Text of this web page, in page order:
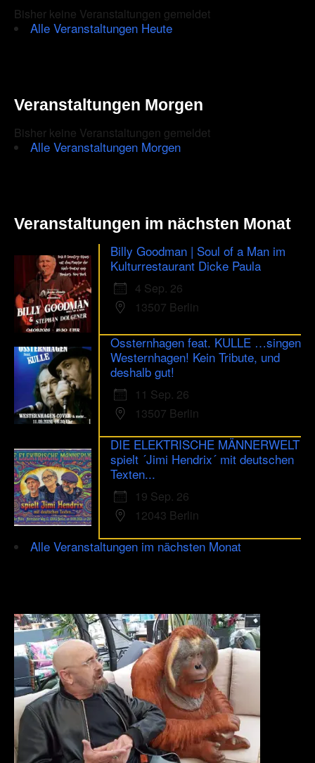
Bisher keine Veranstaltungen gemeldet
Alle Veranstaltungen Heute
Veranstaltungen Morgen
Bisher keine Veranstaltungen gemeldet
Alle Veranstaltungen Morgen
Veranstaltungen im nächsten Monat
Billy Goodman | Soul of a Man im
Kulturrestaurant Dicke Paula
4 Sep. 26
13507 Berlin
Ossternhagen feat. KULLE …singen
Westernhagen! Kein Tribute, und
deshalb gut!
11 Sep. 26
13507 Berlin
DIE ELEKTRISCHE MÄNNERWELT
spielt ´Jimi Hendrix´ mit deutschen
Texten...
19 Sep. 26
12043 Berlin
Alle Veranstaltungen im nächsten Monat